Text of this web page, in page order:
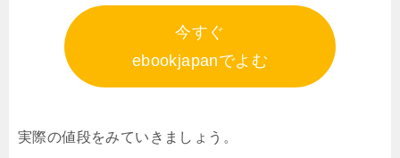
今すぐ
ebookjapanでよむ
実際の値段をみていきましょう。